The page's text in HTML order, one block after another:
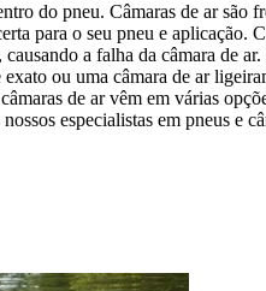
do pneu. Câmaras de ar
para o seu pneu e
a falha da câmara de
ou uma câmara de ar
de ar vêm em várias
especialistas em pneus e